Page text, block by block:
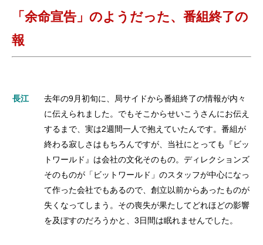
「余命宣告」のようだった、番組終了の
報
長江
去年の9月初旬に、局サイドから番組終了の情報が内々
に伝えられました。でもそこからせいこうさんにお伝え
するまで、実は2週間一人で抱えていたんです。番組が
終わる寂しさはもちろんですが、当社にとっても『ビッ
トワールド』は会社の文化そのもの。ディレクションズ
そのものが「ビットワールド」のスタッフが中心になっ
て作った会社でもあるので、創立以前からあったものが
失くなってしまう。その喪失が果たしてどれほどの影響
を及ぼすのだろうかと、3日間は眠れませんでした。